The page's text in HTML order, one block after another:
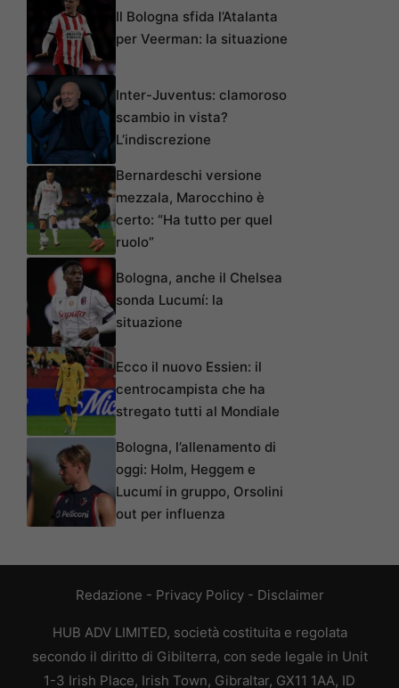
Il Bologna sfida l’Atalanta
per Veerman: la situazione
Inter-Juventus: clamoroso
scambio in vista?
L’indiscrezione
Bernardeschi versione
mezzala, Marocchino è
certo: “Ha tutto per quel
ruolo”
Bologna, anche il Chelsea
sonda Lucumí: la
situazione
Ecco il nuovo Essien: il
centrocampista che ha
stregato tutti al Mondiale
Bologna, l’allenamento di
oggi: Holm, Heggem e
Lucumí in gruppo, Orsolini
out per influenza
Redazione - Privacy Policy- Disclaimer
HUB ADV LIMITED, società costituita e regolata
secondo il diritto di Gibilterra, con sede legale in Unit
1-3 Irish Place, Irish Town, Gibraltar, GX11 1AA, ID